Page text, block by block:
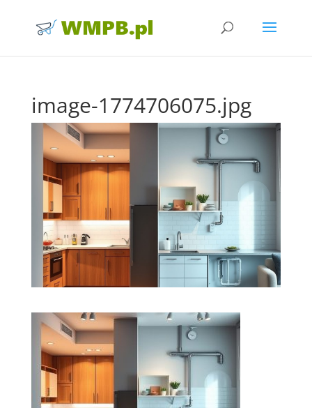
image-1774706075.jpg